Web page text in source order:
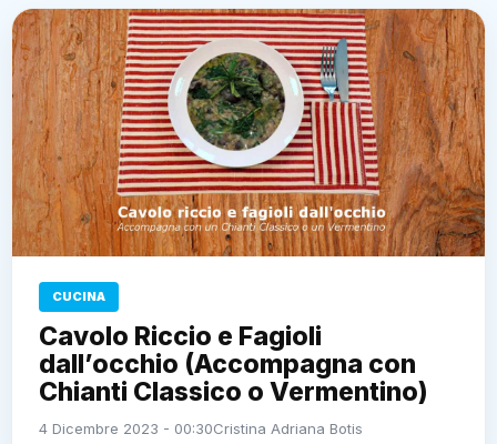
CUCINA
Cavolo Riccio e Fagioli
dall’occhio (Accompagna con
Chianti Classico o Vermentino)
4 Dicembre 2023 - 00:30Cristina Adriana Botis